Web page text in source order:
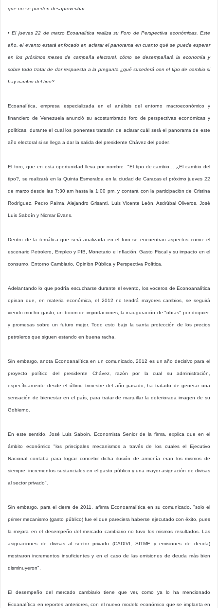
que no se pueden desaprovechar
• El jueves 22 de marzo Ecoanalítica realiza su Foro de Perspectiva económicas. Este
año, el evento estará enfocado en aclarar el panorama en cuanto qué se puede esperar
en los próximos meses de campaña electoral, cómo se desempañará la economía y
sobre todo tratar de dar respuesta a la pregunta ¿qué sucederá con el tipo de cambio si
hay cambio del tipo?
Ecoanalítica, empresa especializada en el análisis del entorno macroeconómico y
financiero de Venezuela anunció su acostumbrado foro de perspectivas económicas y
políticas, durante el cual los ponentes tratarán de aclarar cuál será el panorama de este
año electoral si se llega a dar la salida del presidente Chávez del poder.
El foro, que en esta oportunidad lleva por nombre "El tipo de cambio… ¿El cambio del
tipo?, se realizará en la Quinta Esmeralda en la ciudad de Caracas el próximo jueves 22
de marzo desde las 7:30 am hasta la 1:00 pm, y contará con la participación de Cristina
Rodríguez, Pedro Palma, Alejandro Grisanti, Luis Vicente León, Asdrúbal Oliveros, José
Luis Saboín y Nicmar Evans.
Dentro de la temática que será analizada en el foro se encuentran aspectos como: el
escenario Petrolero, Empleo y PIB, Monetario e Inflación, Gasto Fiscal y su impacto en el
consumo, Entorno Cambiario, Opinión Pública y Perspectiva Política.
Adelantando lo que podría escucharse durante el evento, los voceros de Econoanalítica
opinan que, en materia económica, el 2012 no tendrá mayores cambios, se seguirá
viendo mucho gasto, un boom de importaciones, la inauguración de "obras" por doquier
y promesas sobre un futuro mejor. Todo esto bajo la santa protección de los precios
petroleros que siguen estando en buena racha.
Sin embargo, anota Econoanalítica en un comunicado, 2012 es un año decisivo para el
proyecto político del presidente Chávez, razón por la cual su administración,
específicamente desde el último trimestre del año pasado, ha tratado de generar una
sensación de bienestar en el país, para tratar de maquillar la deteriorada imagen de su
Gobierno.
En este sentido, José Luis Saboin, Economista Senior de la firma, explica que en el
ámbito económico "los principales mecanismos a través de los cuales el Ejecutivo
Nacional contaba para lograr concebir dicha ilusión de armonía eran los mismos de
siempre: incrementos sustanciales en el gasto público y una mayor asignación de divisas
al sector privado".
Sin embargo, para el cierre de 2011, afirma Econoamalítica en su comunicado, "solo el
primer mecanismo (gasto público) fue el que pareciera haberse ejecutado con éxito, pues
la mejora en el desempeño del mercado cambiario no tuvo los mismos resultados. Las
asignaciones de divisas al sector privado (CADIVI, SITME y emisiones de deuda)
mostraron incrementos insuficientes y en el caso de las emisiones de deuda más bien
disminuyeron".
El desempeño del mercado cambiario tiene que ver, como ya lo ha mencionado
Ecoanalítica en reportes anteriores, con el nuevo modelo económico que se implanta en